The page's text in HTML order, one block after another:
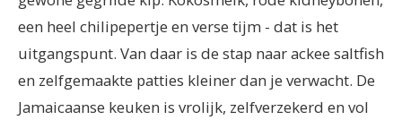
een heel chilipepertje en verse tijm - dat is het
uitgangspunt. Van daar is de stap naar ackee saltfish
en zelfgemaakte patties kleiner dan je verwacht. De
Jamaicaanse keuken is vrolijk, zelfverzekerd en vol